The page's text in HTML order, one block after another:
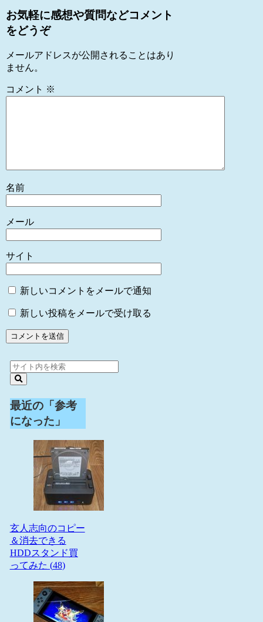
お気軽に感想や質問などコメント
をどうぞ
メールアドレスが公開されることはあり
ません。
コメント ※
名前
メール
サイト
新しいコメントをメールで通知
新しい投稿をメールで受け取る
最近の「参考
になった」
玄人志向のコピー
＆消去できる
HDDスタンド買
ってみた (48)